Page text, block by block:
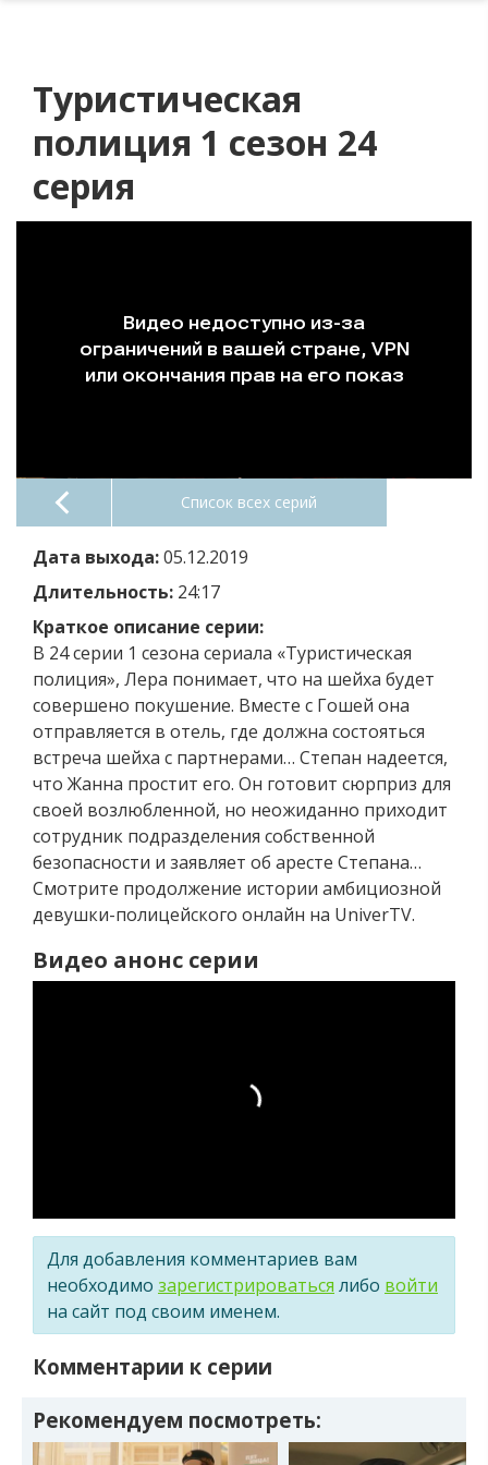
Туристическая
полиция 1 сезон 24
серия
Список всех серий
Дата выхода:05.12.2019
Длительность: 24:17
Краткое описание серии:
В 24 серии 1 сезона сериала «Туристическая
полиция», Лера понимает, что на шейха будет
совершено покушение. Вместе с Гошей она
отправляется в отель, где должна состояться
встреча шейха с партнерами… Степан надеется,
что Жанна простит его. Он готовит сюрприз для
своей возлюбленной, но неожиданно приходит
сотрудник подразделения собственной
безопасности и заявляет об аресте Степана…
Смотрите продолжение истории амбициозной
девушки-полицейского онлайн на UniverTV.
Видео анонс серии
Для добавления комментариев вам
необходимо зарегистрироваться либо войти
на сайт под своим именем.
Комментарии к серии
Рекомендуем посмотреть: